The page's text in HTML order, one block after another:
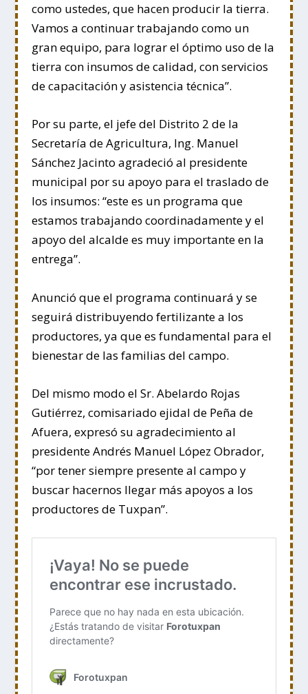
como ustedes, que hacen producir la tierra.
Vamos a continuar trabajando como un
gran equipo, para lograr el óptimo uso de la
tierra con insumos de calidad, con servicios
de capacitación y asistencia técnica”.
Por su parte, el jefe del Distrito 2 de la
Secretaría de Agricultura, Ing. Manuel
Sánchez Jacinto agradeció al presidente
municipal por su apoyo para el traslado de
los insumos: “este es un programa que
estamos trabajando coordinadamente y el
apoyo del alcalde es muy importante en la
entrega”.
Anunció que el programa continuará y se
seguirá distribuyendo fertilizante a los
productores, ya que es fundamental para el
bienestar de las familias del campo.
Del mismo modo el Sr. Abelardo Rojas
Gutiérrez, comisariado ejidal de Peña de
Afuera, expresó su agradecimiento al
presidente Andrés Manuel López Obrador,
“por tener siempre presente al campo y
buscar hacernos llegar más apoyos a los
productores de Tuxpan”.